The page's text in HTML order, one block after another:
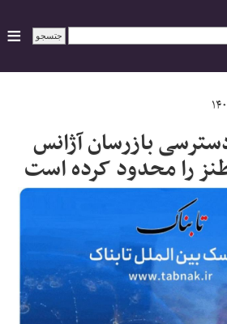
بازرسان آژانس
را محدود کرده است